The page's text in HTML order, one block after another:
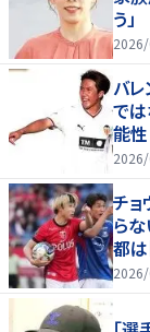
う」
バ
で
能
肢を
チョ
ら
都